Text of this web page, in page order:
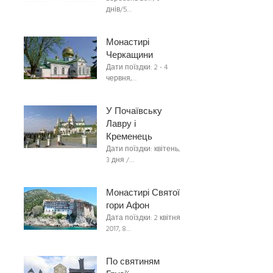
днів/5…
Монастирі
Черкащини
Дати поїздки: 2 - 4
червня,…
У Почаївську
Лавру і
Кременець
Дати поїздки: квітень,
3 дня /…
Монастирі Святої
гори Афон
Дата поїздки: 2 квітня
2017, 8…
По святиням